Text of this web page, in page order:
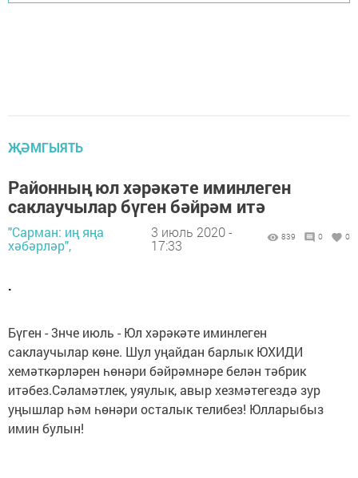
ҖӘМГЫЯТЬ
Районның юл хәрәкәте иминлеген
саклаучылар бүген бәйрәм итә
"Сарман: иң яңа
хәбәрләр",
3 июль 2020 -
17:33
839 0 0
.
Бүген - 3нче июль - Юл хәрәкәте иминлеген
саклаучылар көне. Шул уңайдан барлык ЮХИДИ
хемәткәрләрен һөнәри бәйрәмнәре белән тәбрик
итәбез.Сәламәтлек, уяулык, авыр хезмәтегездә зур
уңышлар һәм һөнәри осталык телибез! Юлларыбыз
имин булын!